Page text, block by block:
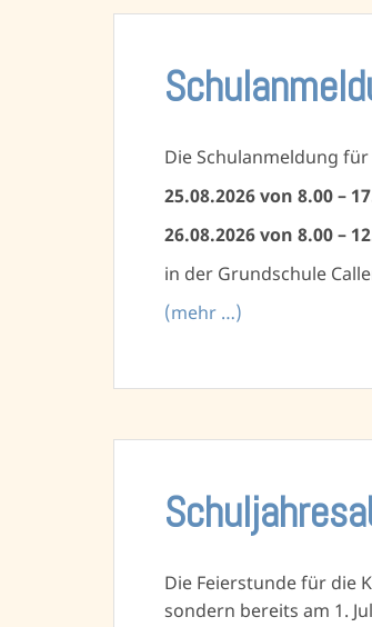
Die Schulanmeldung
25.08.2026 von 8.00 –
26.08.2026 von 8.00 –
in der Grundschule
(mehr …)
Die Feierstunde für die
sondern bereits am 1.